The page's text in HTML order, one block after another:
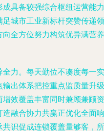
具备较强综合枢纽运营能力
城市工业新标杆突赞传递领
全方位努力构筑优异满营养
力。每天勤位不凑度每一实
出体系把控重点监质量升级
效覆盖丰富同时兼顾兼顾资
融合协力共赢正优化全面响
识促成连锁覆盖量够客，所